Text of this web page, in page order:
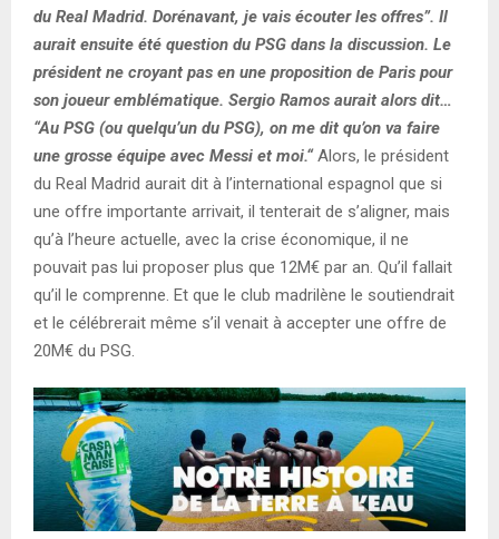
du Real Madrid. Dorénavant, je vais écouter les offres”. Il
aurait ensuite été question du PSG dans la discussion. Le
président ne croyant pas en une proposition de Paris pour
son joueur emblématique. Sergio Ramos aurait alors dit…
“Au PSG (ou quelqu’un du PSG), on me dit qu’on va faire
une grosse équipe avec Messi et moi.“Alors, le président
du Real Madrid aurait dit à l’international espagnol que si
une offre importante arrivait, il tenterait de s’aligner, mais
qu’à l’heure actuelle, avec la crise économique, il ne
pouvait pas lui proposer plus que 12M€ par an. Qu’il fallait
qu’il le comprenne. Et que le club madrilène le soutiendrait
et le célébrerait même s’il venait à accepter une offre de
20M€ du PSG.